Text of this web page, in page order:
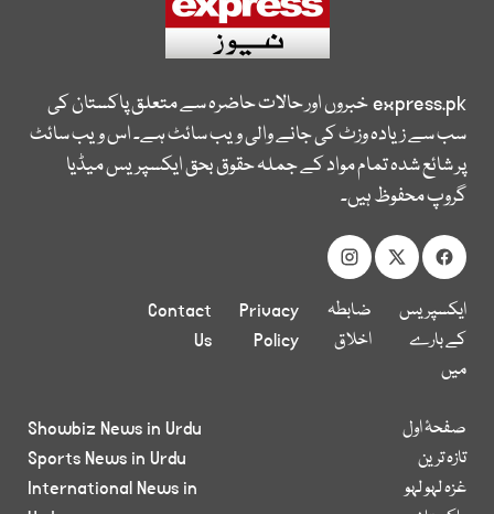
express.pkخبروں اور حالات حاضرہ سے متعلق پاکستان کی
سب سے زیادہ وزٹ کی جانے والی ویب سائٹ ہے۔ اس ویب سائٹ
پر شائع شدہ تمام مواد کے جملہ حقوق بحق ایکسپریس میڈیا
گروپ محفوظ ہیں۔
ایکسپریس
کے بارے
میں
ضابطہ
اخلاق
Privacy
Policy
Contact
Us
صفحۂ اول
تازہ ترین
غزہ لہو لہو
Showbiz News in Urdu
Sports News in Urdu
International News in